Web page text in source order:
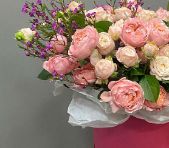
БЫСТРАЯ
Я принимаю Политику
Правила использования сайта
продаем ваши данные и храним